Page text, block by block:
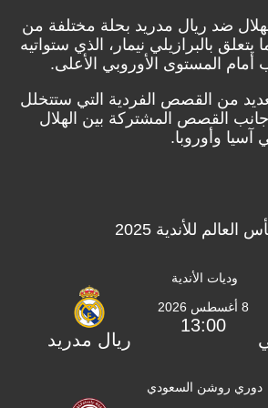
ضد ريال مدريد بحلة مختلفة من
بالبرازيلي نيمار، الذي ستواتيه
أمام المستوى الأوروبي الأعلى.
من القصص الفردية التي ستتخلل
القصص المشتركة بين الهلال
آسيا وأوروبا.
للأندية 2025
وديات الأندية
8 أغسطس 2026
13:00
ريال مدريد
دوري روشن السعودي